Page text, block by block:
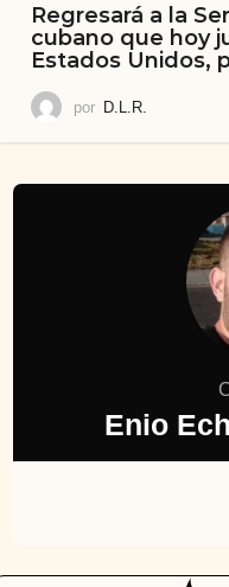
Regresará a la
cubano que hoy
Estados Unidos,
por D.L.R.
Enio